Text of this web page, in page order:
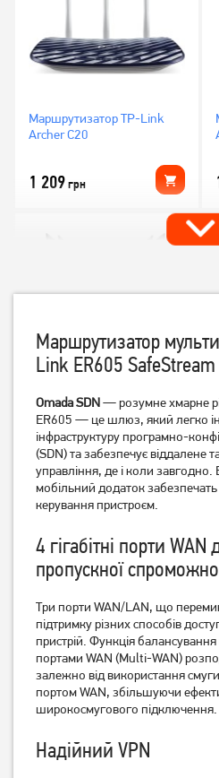
Маршрутизатор TP-Link
Archer C20
1 209грн
Маршрутизатор TP-Link
Archer C64
1 549грн
Маршрутизатор TP-Link
TL-WR841N
799грн
Маршрутизатор
Link ER605
Omada SDN— розумне хмарне
ER605 — це шлюз, який легко
інфраструктуру програмно-
(SDN) та забезпечує віддалене
управління, де і коли завгодно.
мобільний додаток
керування пристроєм.
4 гігабітні порти WAN
пропускної
Три порти WAN/LAN, що
підтримку різних способів
пристрій. Функція
портами WAN (Multi-WAN)
залежно від використання
портом WAN, збільшуючи
широкосмугового підключення.
Надійний VPN